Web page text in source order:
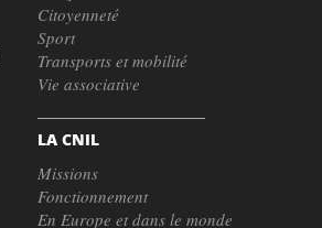
Citoyenneté
Sport
Transports et mobilité
Vie associative
LA CNIL
Missions
Fonctionnement
En Europe et dans le monde